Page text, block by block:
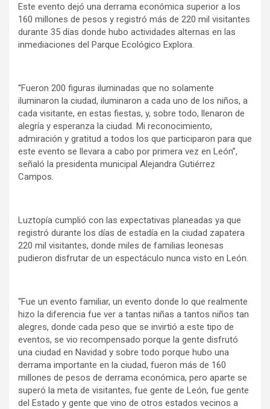
Este evento dejó una derrama económica superior a los
160 millones de pesos y registró más de 220 mil visitantes
durante 35 días donde hubo actividades alternas en las
inmediaciones del Parque Ecológico Explora.
“Fueron 200 figuras iluminadas que no solamente
iluminaron la ciudad, iluminaron a cada uno de los niños, a
cada visitante, en estas fiestas, y, sobre todo, llenaron de
alegría y esperanza la ciudad. Mi reconocimiento,
admiración y gratitud a todos los que participaron para que
este evento se llevara a cabo por primera vez en León”,
señaló la presidenta municipal Alejandra Gutiérrez
Campos.
Luztopía cumplió con las expectativas planeadas ya que
registró durante los días de estadía en la ciudad zapatera
220 mil visitantes, donde miles de familias leonesas
pudieron disfrutar de un espectáculo nunca visto en León.
“Fue un evento familiar, un evento donde lo que realmente
hizo la diferencia fue ver a tantas niñas a tantos niños tan
alegres, donde cada peso que se invirtió a este tipo de
eventos, se vio recompensado porque la gente disfrutó
una ciudad en Navidad y sobre todo porque hubo una
derrama importante en la ciudad, fueron más de 160
millones de pesos de derrama económica, pero aparte se
superó la meta de visitantes, fue gente de León, fue gente
del Estado y gente que vino de otros estados vecinos a